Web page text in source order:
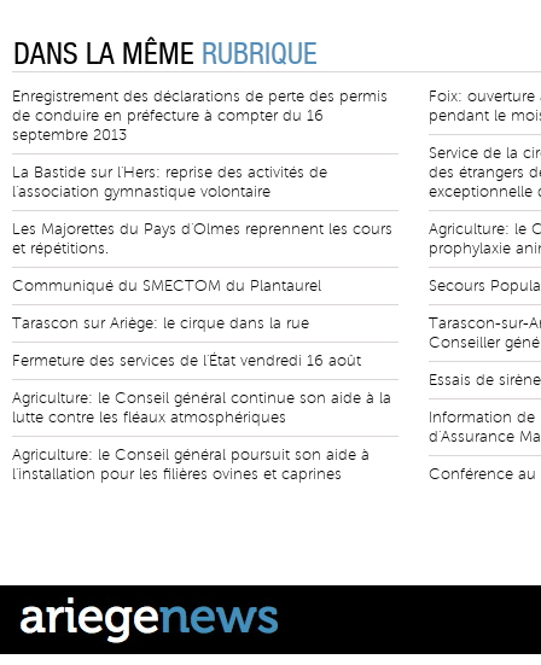
DANS LA MÊME RUBRIQUE
Enregistrement des déclarations de perte des permis
de conduire en préfecture à compter du 16
septembre 2013
La Bastide sur l'Hers: reprise des activités de
l'association gymnastique volontaire
Les Majorettes du Pays d'Olmes reprennent les cours
et répétitions.
Communiqué du SMECTOM du Plantaurel
Tarascon sur Ariège: le cirque dans la rue
Fermeture des services de l'État vendredi 16 août
Agriculture: le Conseil général continue son aide à la
lutte contre les fléaux atmosphériques
Agriculture: le Conseil général poursuit son aide à
l'installation pour les filières ovines et caprines
Foix:
pendant le
Service de la
des étrangers
exceptionnelle
Agriculture: le
prophylaxie
Secours
Tarascon-sur-
Conseiller
Essais de
Information de
d'Assurance
Conférence au